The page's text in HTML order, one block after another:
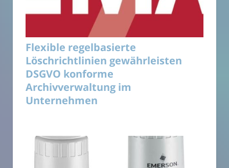
Flexible regelbasierte
Löschrichtlinien gewährleisten
DSGVO konforme
Archivverwaltung im
Unternehmen